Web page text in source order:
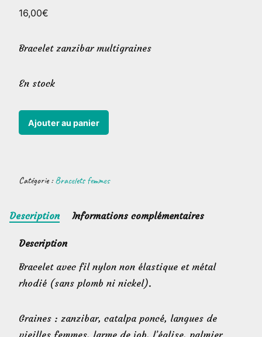
16,00€
Bracelet zanzibar multigraines
En stock
quantité
de
multigraines
Ajouter au panier
Catégorie :Bracelets femmes
Description Informations complémentaires
Description
Bracelet avec fil nylon non élastique et métal
rhodié (sans plomb ni nickel).
Graines : zanzibar, catalpa poncé, langues de
vieilles femmes, larme de job, l’église, palmier